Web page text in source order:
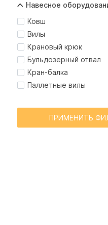
Навесное
Ковш
Вилы
Крановый крюк
Бульдозерный отвал
Кран-балка
Паллетные вилы
ПРИМЕНИТЬ